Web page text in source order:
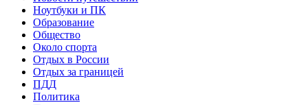
Ноутбуки и ПК
Образование
Общество
Около спорта
Отдых в России
Отдых за границей
ПДД
Политика